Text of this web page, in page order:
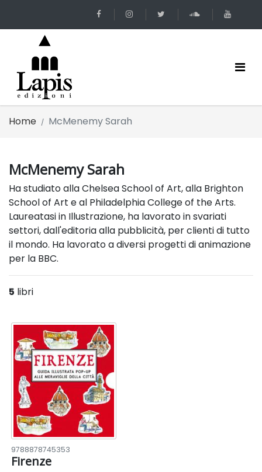
Home McMenemy Sarah
McMenemy Sarah
Ha studiato alla Chelsea School of Art, alla Brighton
School of Art e al Philadelphia College of the Arts.
Laureatasi in Illustrazione, ha lavorato in svariati
settori, dall'editoria alla pubblicità, per clienti di tutto
il mondo. Ha lavorato a diversi progetti di animazione
per la BBC.
5 libri
9788878745353
Firenze